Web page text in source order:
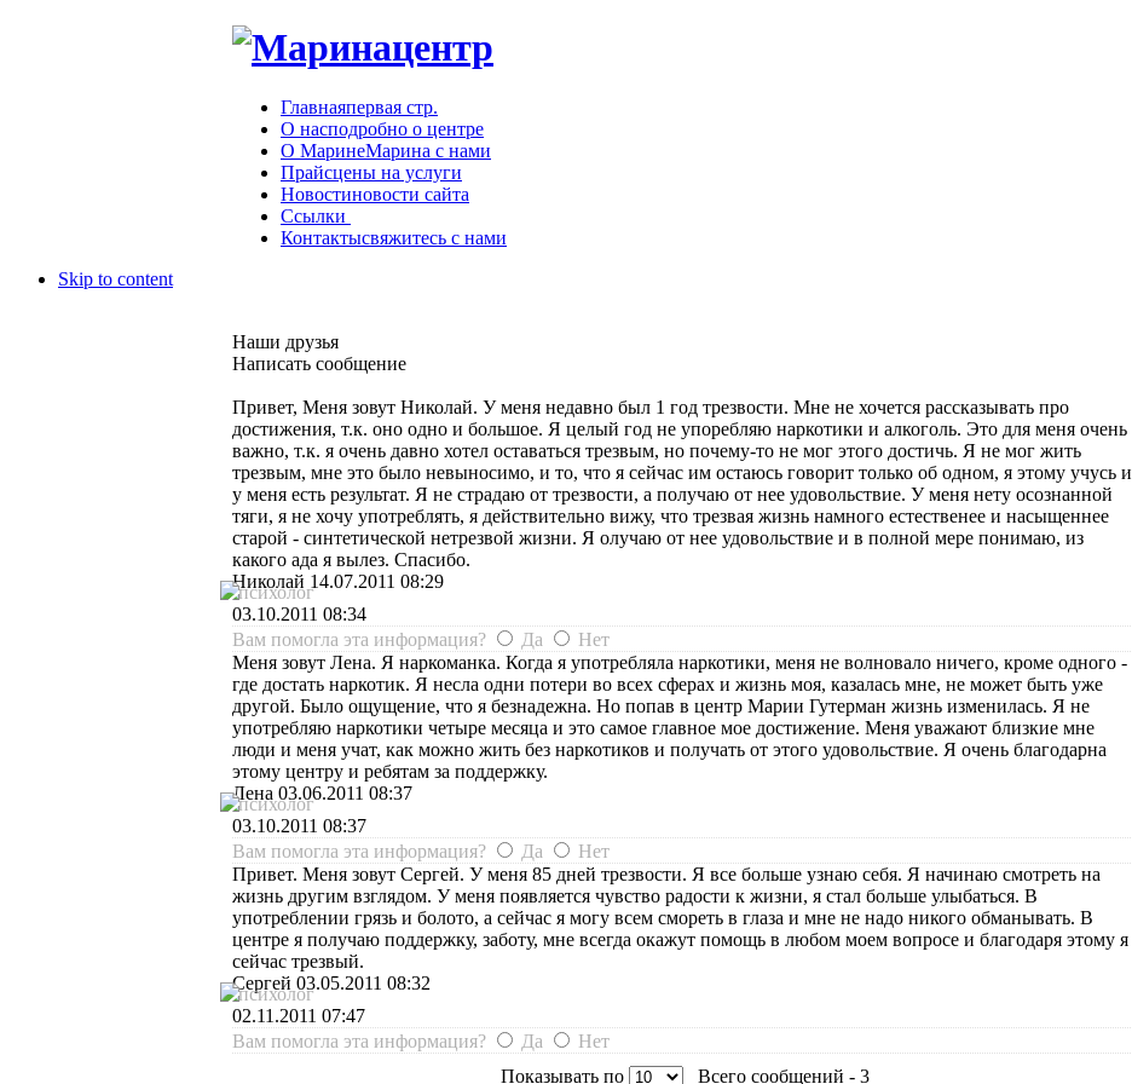
Главнаяпервая стр.
О насподробно о центре
О МаринеМарина с нами
Прайсцены на услуги
Новостиновости сайта
Ссылки
Контактысвяжитесь с нами
Skip to content
Наши друзья
Написать сообщение
Привет, Меня зовут Николай. У меня недавно был 1 год трезвости. Мне не хочется рассказывать про
достижения, т.к. оно одно и большое. Я целый год не упоребляю наркотики и алкоголь. Это для меня очень
важно, т.к. я очень давно хотел оставаться трезвым, но почему-то не мог этого достичь. Я не мог жить
трезвым, мне это было невыносимо, и то, что я сейчас им остаюсь говорит только об одном, я этому учусь и
у меня есть результат. Я не страдаю от трезвости, а получаю от нее удовольствие. У меня нету осознанной
тяги, я не хочу употреблять, я действительно вижу, что трезвая жизнь намного естественее и насыщеннее
старой - синтетической нетрезвой жизни. Я олучаю от нее удовольствие и в полной мере понимаю, из
какого ада я вылез. Спасибо.
Николай 14.07.2011 08:29
психолог
03.10.2011 08:34
Вам помогла эта информация?
Да
Нет
Меня зовут Лена. Я наркоманка. Когда я употребляла наркотики, меня не волновало ничего, кроме одного -
где достать наркотик. Я несла одни потери во всех сферах и жизнь моя, казалась мне, не может быть уже
другой. Было ощущение, что я безнадежна. Но попав в центр Марии Гутерман жизнь изменилась. Я не
употребляю наркотики четыре месяца и это самое главное мое достижение. Меня уважают близкие мне
люди и меня учат, как можно жить без наркотиков и получать от этого удовольствие. Я очень благодарна
этому центру и ребятам за поддержку.
Лена 03.06.2011 08:37
психолог
03.10.2011 08:37
Вам помогла эта информация?
Да
Нет
Привет. Меня зовут Сергей. У меня 85 дней трезвости. Я все больше узнаю себя. Я начинаю смотреть на
жизнь другим взглядом. У меня появляется чувство радости к жизни, я стал больше улыбаться. В
употреблении грязь и болото, а сейчас я могу всем смореть в глаза и мне не надо никого обманывать. В
центре я получаю поддержку, заботу, мне всегда окажут помощь в любом моем вопросе и благодаря этому я
сейчас трезвый.
Сергей 03.05.2011 08:32
психолог
02.11.2011 07:47
Вам помогла эта информация?
Да
Нет
Показывать по
Всего сообщений - 3